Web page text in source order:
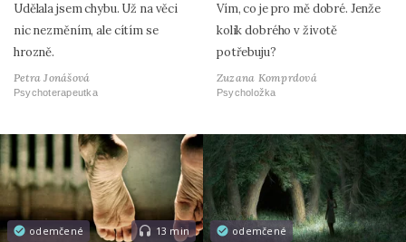
Udělala jsem chybu. Už na věci
nic nezměním, ale cítím se
hrozně.
Petra Jonášová
Psychoterapeutka
Vím, co je pro mě dobré. Jenže
kolik dobrého v životě
potřebuju?
Zuzana Komprdová
Psycholožka
odemčené 13 min odemčené